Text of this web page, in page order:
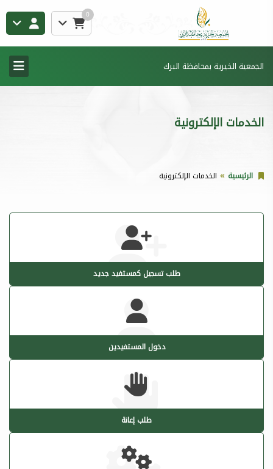
0
الجمعية الخيرية بمحافظة البرك
الخدمات الإلكترونية
الرئيسية الخدمات الإلكترونية
طلب تسجيل كمستفيد جديد
دخول المستفيدين
طلب إعانة